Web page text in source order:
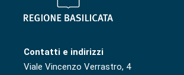
Contatti e indirizzi
Viale Vincenzo Verrastro, 4